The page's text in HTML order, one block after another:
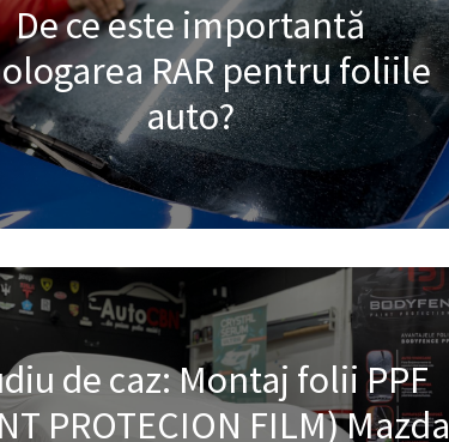
De ce este importantă
RAR pentru foliile
auto?
de caz: Montaj folii PPF
PROTECION FILM) Mazda